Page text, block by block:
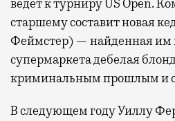
ведет к турниру US Open.
старшему составит новая
Феймстер) — найденная им
супермаркета дебелая
криминальным прошлым и
В следующем году Уиллу